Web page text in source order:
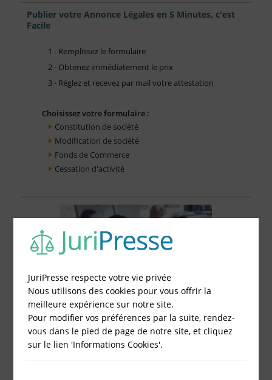
Publier votre Annonce Légales en 5 Minutes, c'est
Facile
1 - Remplissez le formulaire
2 - Obtenez immédiatement le prix
3 - Réglez et recevez par mail votre attestation
Choisissez votre formulaire :
Constitution de société
Modification de société
Fonds de Commerce
Cessation d'activité
JuriPresse respecte votre vie privée
Nous utilisons des cookies pour vous offrir la
meilleure expérience sur notre site.
Pour modifier vos préférences par la suite, rendez-
vous dans le pied de page de notre site, et cliquez
sur le lien 'Informations Cookies'.